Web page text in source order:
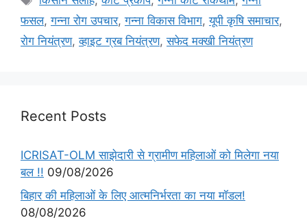
फसल,गन्ना रोग उपचार,गन्ना विकास विभाग,यूपी कृषि समाचार,
रोग नियंत्रण,व्हाइट ग्रब नियंत्रण,सफेद मक्खी नियंत्रण
Recent Posts
ICRISAT-OLM साझेदारी से ग्रामीण महिलाओं को मिलेगा नया
बल !! 09/08/2026
बिहार की महिलाओं के लिए आत्मनिर्भरता का नया मॉडल!
08/08/2026